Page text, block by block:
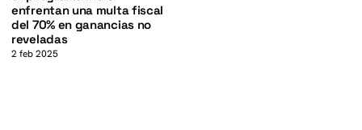
enfrentan una multa fiscal
del 70% en ganancias no
reveladas
2 feb 2025